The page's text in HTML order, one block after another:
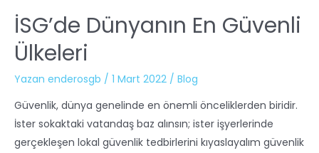
İSG’de Dünyanın En Güvenli
Ülkeleri
Yazan enderosgb / 1 Mart 2022 / Blog
Güvenlik, dünya genelinde en önemli önceliklerden biridir.
İster sokaktaki vatandaş baz alınsın; ister işyerlerinde
gerçekleşen lokal güvenlik tedbirlerini kıyaslayalım güvenlik